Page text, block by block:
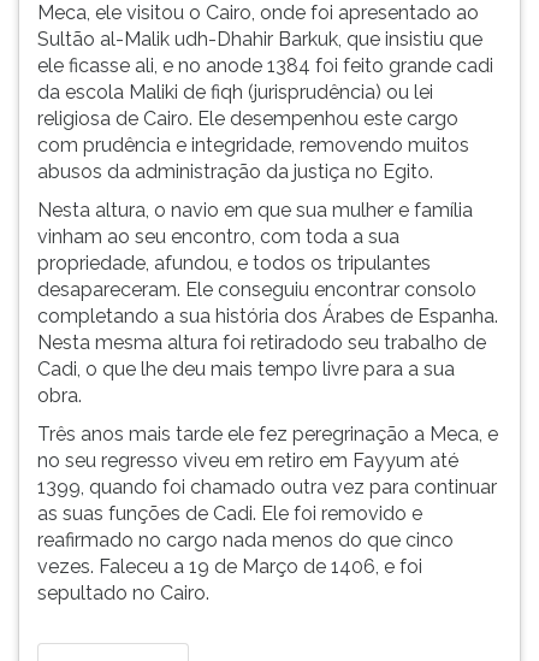
Meca, ele visitou o Cairo, onde foi apresentado ao
Sultão al-Malik udh-Dhahir Barkuk, que insistiu que
ele ficasse ali, e no anode 1384 foi feito grande cadi
da escola Maliki de fiqh (jurisprudência) ou lei
religiosa de Cairo. Ele desempenhou este cargo
com prudência e integridade, removendo muitos
abusos da administração da justiça no Egito.
Nesta altura, o navio em que sua mulher e família
vinham ao seu encontro, com toda a sua
propriedade, afundou, e todos os tripulantes
desapareceram. Ele conseguiu encontrar consolo
completando a sua história dos Árabes de Espanha.
Nesta mesma altura foi retiradodo seu trabalho de
Cadi, o que lhe deu mais tempo livre para a sua
obra.
Três anos mais tarde ele fez peregrinação a Meca, e
no seu regresso viveu em retiro em Fayyum até
1399, quando foi chamado outra vez para continuar
as suas funções de Cadi. Ele foi removido e
reafirmado no cargo nada menos do que cinco
vezes. Faleceu a 19 de Março de 1406, e foi
sepultado no Cairo.